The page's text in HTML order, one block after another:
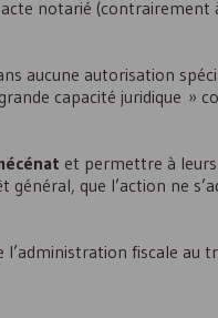
notarié (contrairement
aucune autorisation
capacité juridique »
et permettre à
que l’action ne
fiscale au